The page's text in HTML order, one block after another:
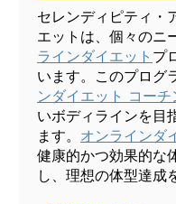
セレンディピティ・
エットは、個々のニ
ラインダイエット プ
います。このプログ
ンダイエット コーチ
いボディラインを目
ます。 オンラインダ
健康的かつ効果的な
し、理想の体型達成